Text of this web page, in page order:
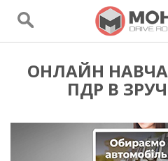
ОНЛАЙН
ПДР В